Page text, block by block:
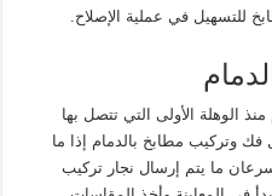
للتسهيل في عملية الإصلاح.
الوهلة الأولى التي تتصل بها
وتركيب مطابخ بالدمام إذا ما
ما يتم إرسال نجار تركيب